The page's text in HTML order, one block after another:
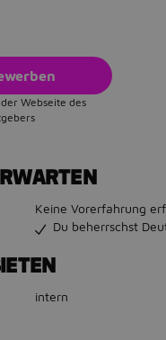
Webseite des
Keine Vorerfahrung
Du beherrschst
intern